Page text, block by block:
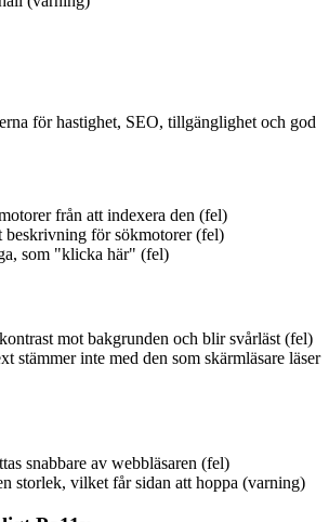
för hastighet, SEO, tillgänglighet och god
från att indexera den (fel)
beskrivning för sökmotorer (fel)
som "klicka här" (fel)
mot bakgrunden och blir svårläst (fel)
stämmer inte med den som skärmläsare läser
snabbare av webbläsaren (fel)
storlek, vilket får sidan att hoppa (varning)